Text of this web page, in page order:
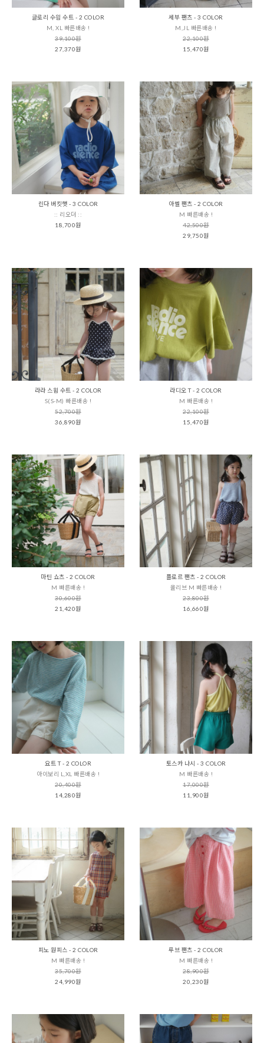
글로리 수읨 수트 - 2 COLOR
M, XL 빠른배송 !
39,100원
27,370원
세부 팬츠 - 3 COLOR
M,JL 빠른배송 !
22,100원
15,470원
린다 버킷햇 - 3 COLOR
:: 리오더 ::
18,700원
아벨 팬츠 - 2 COLOR
M 빠른배송 !
42,500원
29,750원
라라 스윔 수트 - 2 COLOR
S(S-M) 빠른배송 !
52,700원
36,890원
라디오 T - 2 COLOR
M 빠른배송 !
22,100원
15,470원
마틴 쇼츠 - 2 COLOR
M 빠른배송 !
30,600원
21,420원
플로르 팬츠 - 2 COLOR
올리브 M 빠른배송 !
23,800원
16,660원
요트 T - 2 COLOR
아이보리 L,XL 빠른배송 !
20,400원
14,280원
토스카 나시 - 3 COLOR
M 빠른배송 !
17,000원
11,900원
피노 원피스 - 2 COLOR
M 빠른배송 !
35,700원
24,990원
루브 팬츠 - 2 COLOR
M 빠른배송 !
28,900원
20,230원